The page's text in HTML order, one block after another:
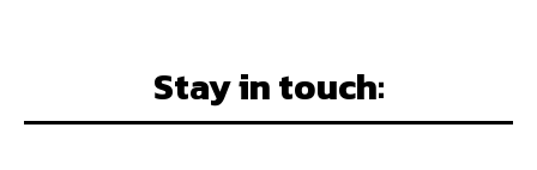
Stay in touch: